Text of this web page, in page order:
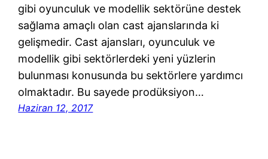
gibi oyunculuk ve modellik sektörüne destek
sağlama amaçlı olan cast ajanslarında ki
gelişmedir. Cast ajansları, oyunculuk ve
modellik gibi sektörlerdeki yeni yüzlerin
bulunması konusunda bu sektörlere yardımcı
olmaktadır. Bu sayede prodüksiyon…
Haziran 12, 2017